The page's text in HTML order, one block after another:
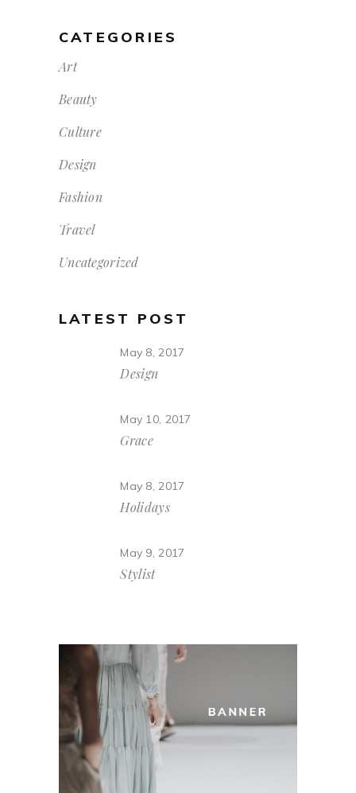
CATEGORIES
Art
Beauty
Culture
Design
Fashion
Travel
Uncategorized
LATEST POST
May 8, 2017
Design
May 10, 2017
Grace
May 8, 2017
Holidays
May 9, 2017
Stylist